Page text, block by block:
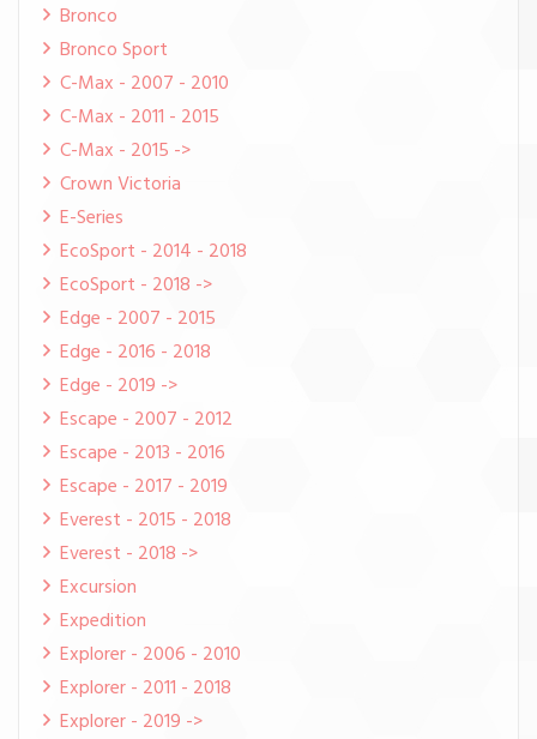
Bronco
Bronco Sport
C-Max - 2007 - 2010
C-Max - 2011 - 2015
C-Max - 2015 ->
Crown Victoria
E-Series
EcoSport - 2014 - 2018
EcoSport - 2018 ->
Edge - 2007 - 2015
Edge - 2016 - 2018
Edge - 2019 ->
Escape - 2007 - 2012
Escape - 2013 - 2016
Escape - 2017 - 2019
Everest - 2015 - 2018
Everest - 2018 ->
Excursion
Expedition
Explorer - 2006 - 2010
Explorer - 2011 - 2018
Explorer - 2019 ->